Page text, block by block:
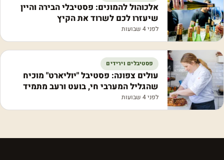
אלכוהול להמונים: פסטיבלי הבירה והיין
שיעזרו לכם לשרוד את הקיץ
לפני 4 שבועות
פסטיבלים וירידים
עולים צפונה: פסטיבל "יוליארט" מוכיח
שהגליל המערבי חי, בועט ורעב מתמיד
לפני 4 שבועות